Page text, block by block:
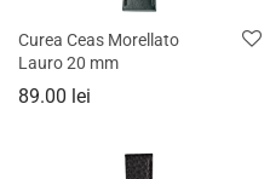
Curea Ceas Morellato
Lauro 20 mm
89.00 lei